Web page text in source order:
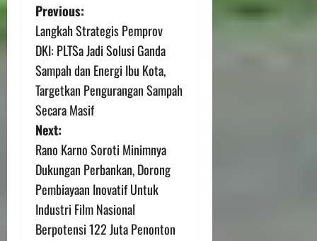
Previous:
Langkah Strategis Pemprov
DKI: PLTSa Jadi Solusi Ganda
Sampah dan Energi Ibu Kota,
Targetkan Pengurangan Sampah
Secara Masif
Next:
Rano Karno Soroti Minimnya
Dukungan Perbankan, Dorong
Pembiayaan Inovatif Untuk
Industri Film Nasional
Berpotensi 122 Juta Penonton